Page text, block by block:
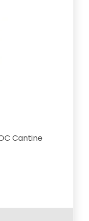
Cantine